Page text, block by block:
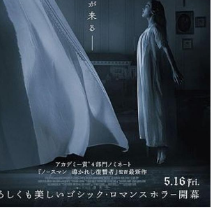
ツォーク
ーク/F.W.ムルナウ
ライトヴァイン